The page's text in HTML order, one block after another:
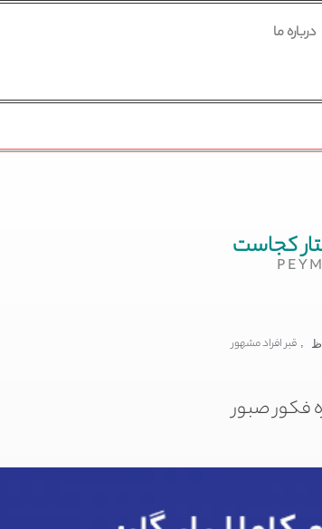
درباره ما
کجاست
, قبر افراد مشهور
فکور صبور